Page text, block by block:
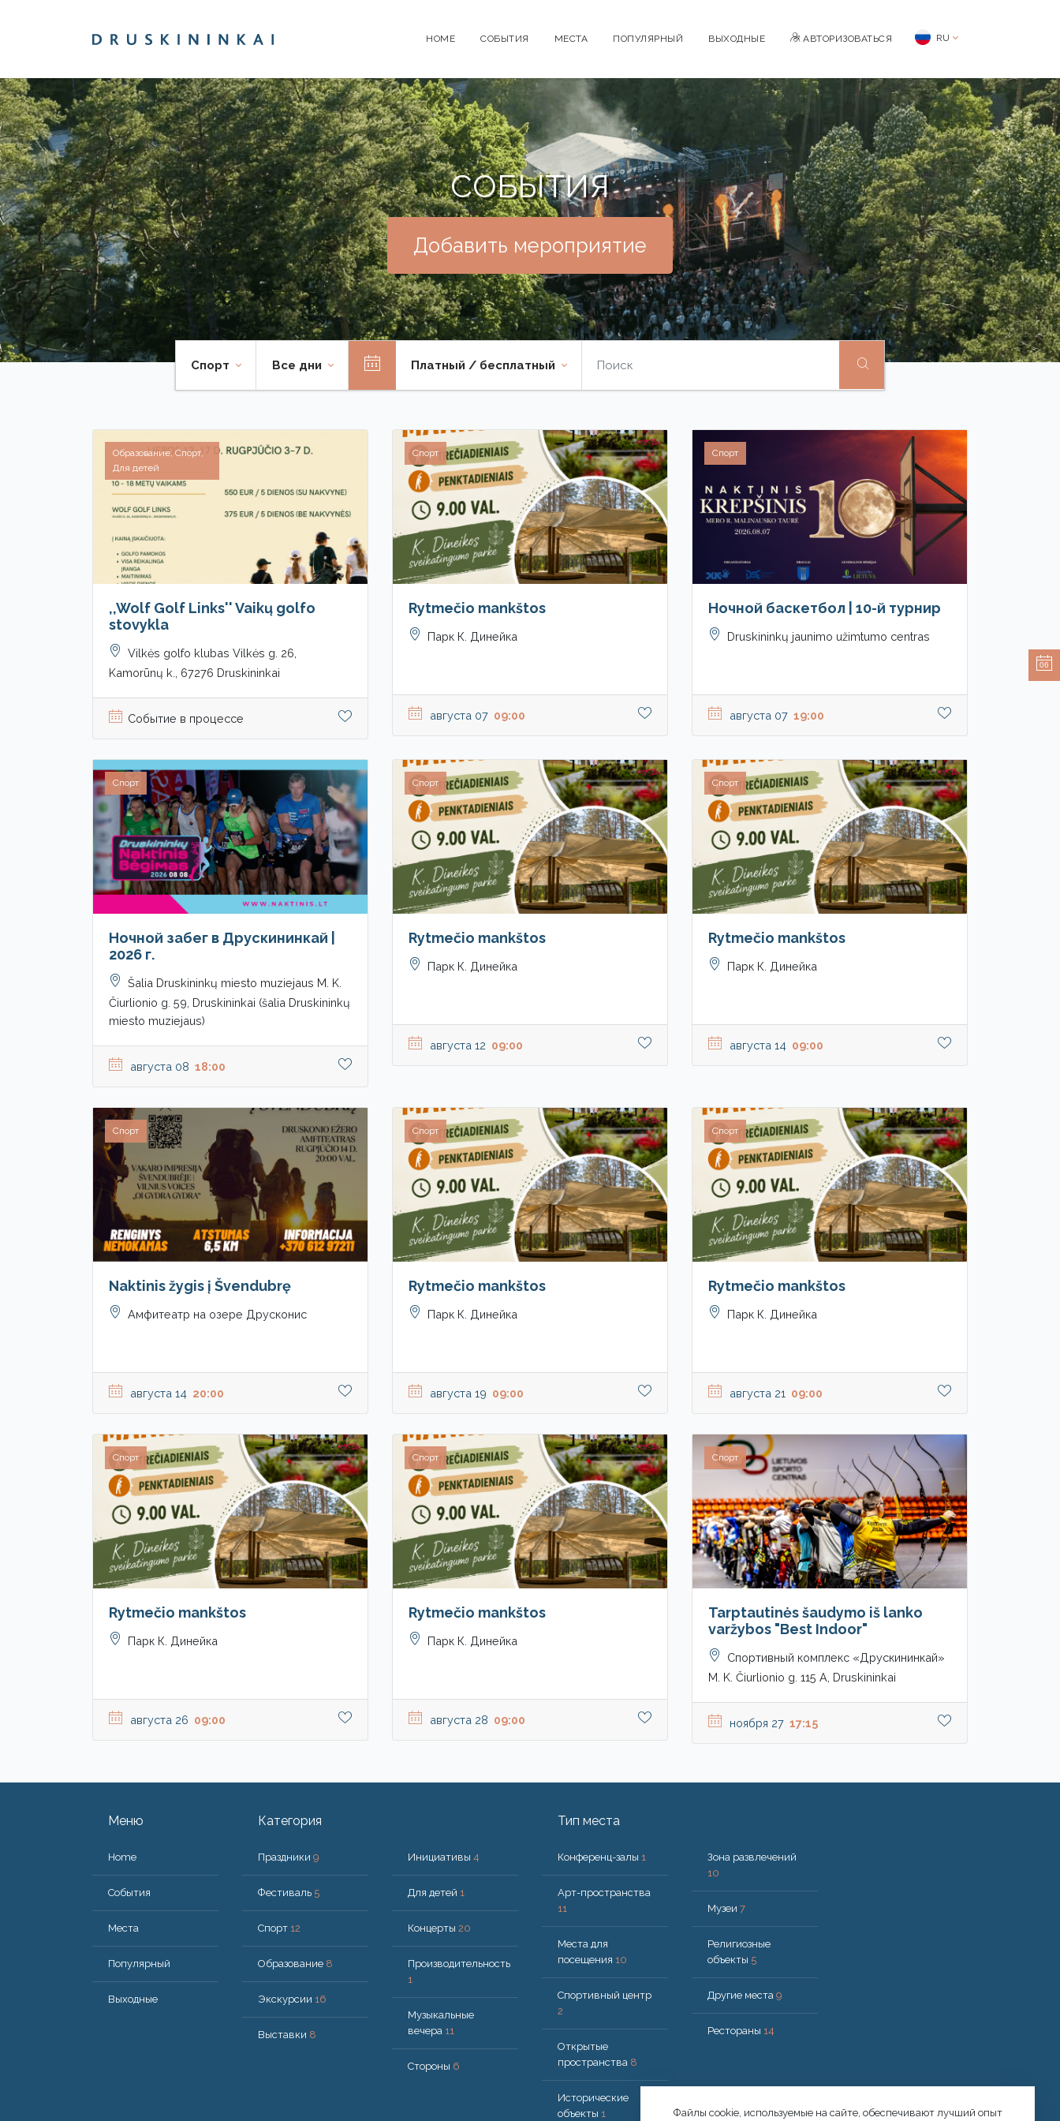
HOME СОБЫТИЯ МЕСТА ПОПУЛЯРНЫЙ BЫХОДНЫЕ АВТОРИЗОВАТЬСЯ RU
СОБЫТИЯ
Добавить мероприятие
Спорт Все дни Платный / бесплатный
Образование, Спорт,
Для детей
,,Wolf Golf Links'' Vaikų golfo
stovykla
Vilkės golfo klubas Vilkės g. 26,
Kamorūnų k., 67276 Druskininkai
Событие в процессе
Спорт
Rytmečio mankštos
Парк К. Динейка
августа 07 09:00
Спорт
Ночной баскетбол | 10-й турнир
Druskininkų jaunimo užimtumo centras
августа 07 19:00
Спорт
Ночной забег в Друскининкай |
2026 г.
Šalia Druskininkų miesto muziejaus M. K.
Čiurlionio g. 59, Druskininkai (šalia Druskininkų
miesto muziejaus)
августа 08 18:00
Спорт
Rytmečio mankštos
Парк К. Динейка
августа 12 09:00
Спорт
Rytmečio mankštos
Парк К. Динейка
августа 14 09:00
Спорт
Naktinis žygis į Švendubrę
Амфитеатр на озере Друсконис
августа 14 20:00
Спорт
Rytmečio mankštos
Парк К. Динейка
августа 19 09:00
Спорт
Rytmečio mankštos
Парк К. Динейка
августа 21 09:00
Спорт
Rytmečio mankštos
Парк К. Динейка
августа 26 09:00
Спорт
Rytmečio mankštos
Парк К. Динейка
августа 28 09:00
Спорт
Tarptautinės šaudymo iš lanko
varžybos "Best Indoor"
Cпортивный комплекс «Друскининкай»
M. K. Čiurlionio g. 115 A, Druskininkai
ноября 27 17:15
Меню
Home
События
Места
Популярный
Bыходные
Категория
Праздники 9
Фестиваль 5
Спорт 12
Образование 8
Экскурсии 16
Выставки 8
Инициативы 4
Для детей 1
Концерты 20
Производительность
1
Музыкальные
вечера 11
Стороны 6
Тип места
Конференц-залы 1
Арт-пространства
11
Места для
посещения 10
Спортивный центр
2
Открытые
пространства 8
Исторические
объекты 1
Зона развлечений
10
Музеи 7
Религиозные
объекты 5
Другие места 9
Рестораны 14
06
Файлы cookie, используемые на сайте, обеспечивают лучший опыт